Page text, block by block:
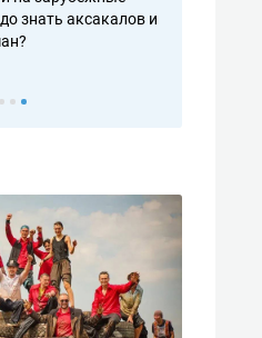
знать аксакалов и